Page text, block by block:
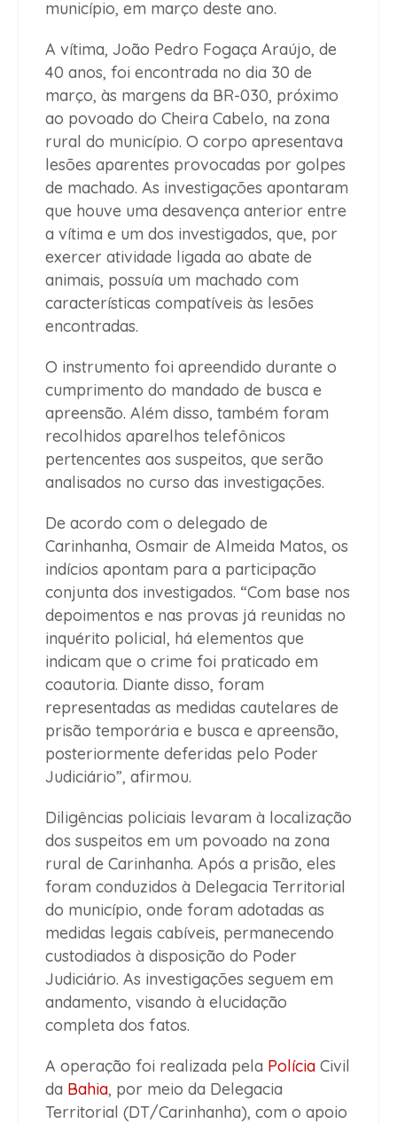
município, em março deste ano.
A vítima, João Pedro Fogaça Araújo, de
40 anos, foi encontrada no dia 30 de
março, às margens da BR-030, próximo
ao povoado do Cheira Cabelo, na zona
rural do município. O corpo apresentava
lesões aparentes provocadas por golpes
de machado. As investigações apontaram
que houve uma desavença anterior entre
a vítima e um dos investigados, que, por
exercer atividade ligada ao abate de
animais, possuía um machado com
características compatíveis às lesões
encontradas.
O instrumento foi apreendido durante o
cumprimento do mandado de busca e
apreensão. Além disso, também foram
recolhidos aparelhos telefônicos
pertencentes aos suspeitos, que serão
analisados no curso das investigações.
De acordo com o delegado de
Carinhanha, Osmair de Almeida Matos, os
indícios apontam para a participação
conjunta dos investigados. “Com base nos
depoimentos e nas provas já reunidas no
inquérito policial, há elementos que
indicam que o crime foi praticado em
coautoria. Diante disso, foram
representadas as medidas cautelares de
prisão temporária e busca e apreensão,
posteriormente deferidas pelo Poder
Judiciário”, afirmou.
Diligências policiais levaram à localização
dos suspeitos em um povoado na zona
rural de Carinhanha. Após a prisão, eles
foram conduzidos à Delegacia Territorial
do município, onde foram adotadas as
medidas legais cabíveis, permanecendo
custodiados à disposição do Poder
Judiciário. As investigações seguem em
andamento, visando à elucidação
completa dos fatos.
A operação foi realizada pela Polícia Civil
da Bahia, por meio da Delegacia
Territorial (DT/Carinhanha), com o apoio